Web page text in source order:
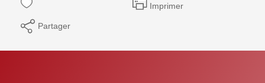
Imprimer
Partager